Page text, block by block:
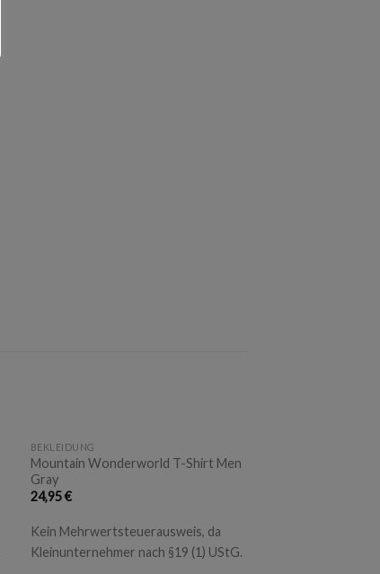
BEKLEIDUNG
Mountain Wonderworld T-Shirt Men
Gray
24,95€
Kein Mehrwertsteuerausweis, da
Kleinunternehmer nach §19 (1) UStG.